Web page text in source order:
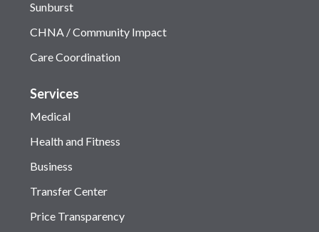
Sunburst
CHNA / Community Impact
Care Coordination
Services
Medical
Health and Fitness
Business
Transfer Center
Price Transparency